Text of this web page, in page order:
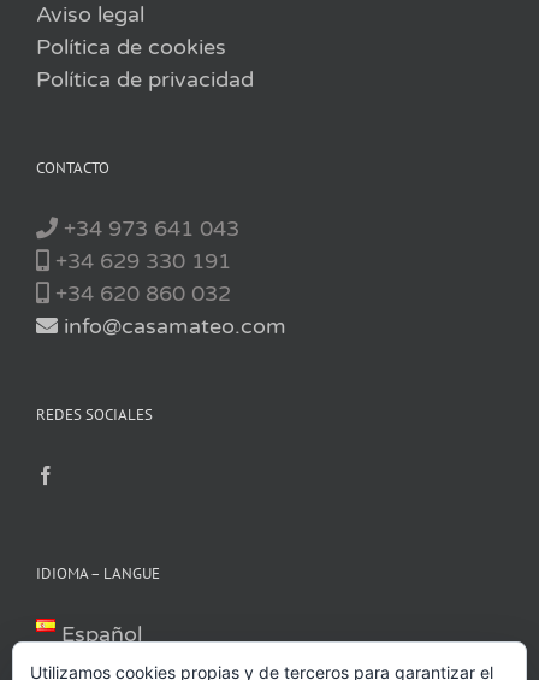
Aviso legal
Política de cookies
Política de privacidad
CONTACTO
+34 973 641 043
+34 629 330 191
+34 620 860 032
info@casamateo.com
REDES SOCIALES
IDIOMA – LANGUE
Español
Català
Utilizamos cookies propias y de terceros para garantizar el